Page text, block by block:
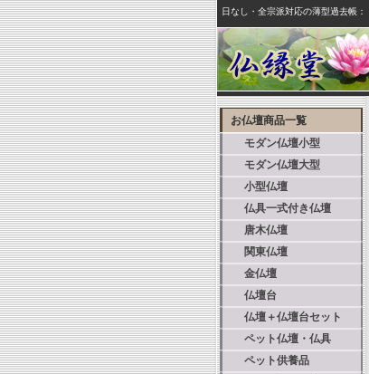
日なし・全宗派対応の薄型過去帳：
お仏壇商品一覧
モダン仏壇小型
モダン仏壇大型
小型仏壇
仏具一式付き仏壇
唐木仏壇
関東仏壇
金仏壇
仏壇台
仏壇＋仏壇台セット
ペット仏壇・仏具
ペット供養品